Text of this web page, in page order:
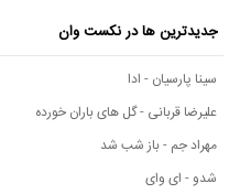
جدیدترین ها در نکست وان
سینا پارسیان - ادا
علیرضا قربانی - گل های باران خورده
مهراد جم - باز شب شد
شدو - ای وای